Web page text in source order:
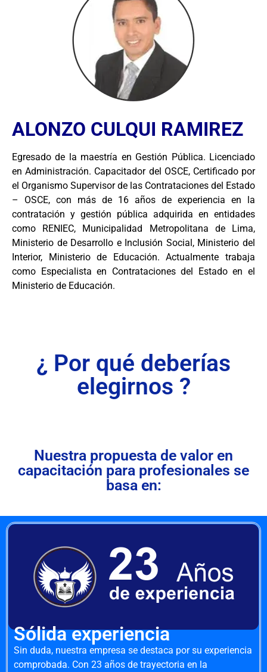
ALONZO CULQUI RAMIREZ
Egresado de la maestría en Gestión Pública. Licenciado
en Administración. Capacitador del OSCE, Certificado por
el Organismo Supervisor de las Contrataciones del Estado
– OSCE, con más de 16 años de experiencia en la
contratación y gestión pública adquirida en entidades
como RENIEC, Municipalidad Metropolitana de Lima,
Ministerio de Desarrollo e Inclusión Social, Ministerio del
Interior, Ministerio de Educación. Actualmente trabaja
como Especialista en Contrataciones del Estado en el
Ministerio de Educación.
¿ Por qué deberías
elegirnos ?
Nuestra propuesta de valor en
capacitación para profesionales se
basa en:
Sólida experiencia
Sin duda, nuestra empresa se destaca por su experiencia
comprobada. Con 23 años de trayectoria en la